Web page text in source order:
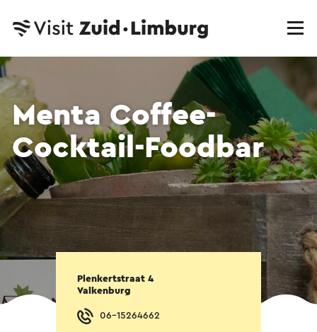
Menta Coffee-
Cocktail-Foodbar
Plenkertstraat 4
Valkenburg
06-15264662